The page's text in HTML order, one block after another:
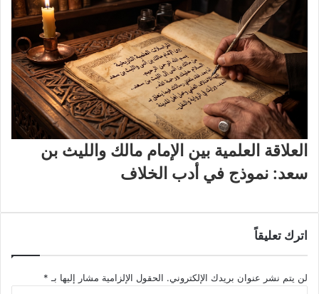
العلاقة العلمية بين الإمام مالك والليث بن
سعد: نموذج في أدب الخلاف
اترك تعليقاً
لن يتم نشر عنوان بريدك الإلكتروني. الحقول الإلزامية مشار إليها بـ *